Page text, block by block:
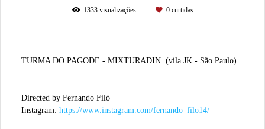
1333visualizações 0curtidas
TURMA DO PAGODE - MIXTURADIN (vila JK - São Paulo)
Directed by Fernando Filó
Instagram: https://www.instagram.com/fernando_filo14/